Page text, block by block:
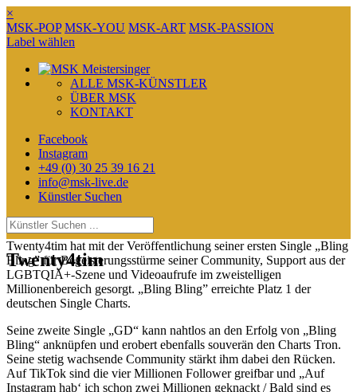
×
MSK-POP MSK-YOU MSK-ART MSK-PASSION
Label wählen
ALLE MSK-KÜNSTLER
ÜBER MSK
KONTAKT
Facebook
Instagram
+49 (0) 30 25 39 16 21
info@msk-live.de
Künstler Suchen
Twenty4tim
Twenty4tim hat mit der Veröffentlichung seiner ersten Single „Bling
Bling” für Begeisterungsstürme seiner Community, Support aus der
LGBTQIA+-Szene und Videoaufrufe im zweistelligen
Millionenbereich gesorgt. „Bling Bling” erreichte Platz 1 der
deutschen Single Charts.
Seine zweite Single „GD“ kann nahtlos an den Erfolg von „Bling
Bling“ anknüpfen und erobert ebenfalls souverän den Charts Tron.
Seine stetig wachsende Community stärkt ihm dabei den Rücken.
Auf TikTok sind die vier Millionen Follower greifbar und „Auf
Instagram hab‘ ich schon zwei Millionen geknackt / Bald sind es